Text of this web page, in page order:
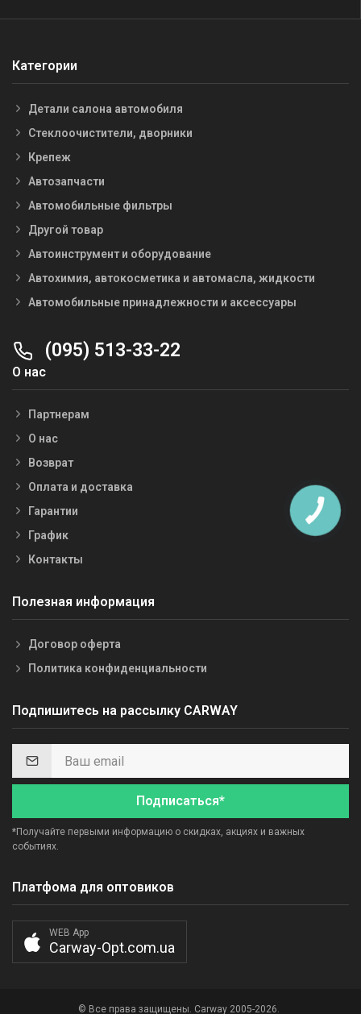
Категории
Детали салона автомобиля
Стеклоочистители, дворники
Крепеж
Автозапчасти
Автомобильные фильтры
Другой товар
Автоинструмент и оборудование
Автохимия, автокосметика и автомасла, жидкости
Автомобильные принадлежности и аксессуары
(095) 513-33-22
О нас
Партнерам
О нас
Возврат
Оплата и доставка
Гарантии
График
Контакты
Полезная информация
Договор оферта
Политика конфиденциальности
Подпишитесь на рассылку CARWAY
Подписаться*
*Получайте первыми информацию о скидках, акциях и важных
событиях.
Платфома для оптовиков
WEB App
Carway-Opt.com.ua
© Все права защищены. Carway 2005-2026.